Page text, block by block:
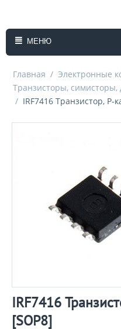
МЕНЮ
Главная / Электронные
Транзисторы, симисторы,
/ IRF7416 Транзистор, P-
IRF7416
[SOP8]